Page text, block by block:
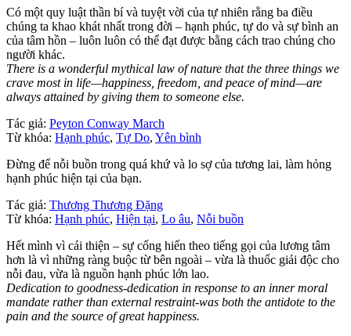
Có một quy luật thần bí và tuyệt vời của tự nhiên rằng ba điều
chúng ta khao khát nhất trong đời – hạnh phúc, tự do và sự bình an
của tâm hồn – luôn luôn có thể đạt được bằng cách trao chúng cho
người khác.
There is a wonderful mythical law of nature that the three things we
crave most in life—happiness, freedom, and peace of mind—are
always attained by giving them to someone else.
Tác giả: Peyton Conway March
Từ khóa: Hạnh phúc, Tự Do, Yên bình
Đừng để nỗi buồn trong quá khứ và lo sợ của tương lai, làm hỏng
hạnh phúc hiện tại của bạn.
Tác giả: Thương Thương Đặng
Từ khóa: Hạnh phúc, Hiện tại, Lo âu, Nỗi buồn
Hết mình vì cái thiện – sự cống hiến theo tiếng gọi của lương tâm
hơn là vì những ràng buộc từ bên ngoài – vừa là thuốc giải độc cho
nỗi đau, vừa là nguồn hạnh phúc lớn lao.
Dedication to goodness-dedication in response to an inner moral
mandate rather than external restraint-was both the antidote to the
pain and the source of great happiness.